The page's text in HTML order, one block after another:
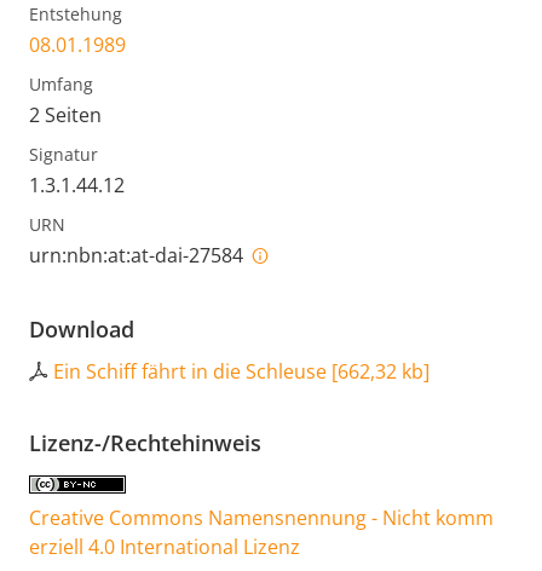
Entstehung
08.01.1989
Umfang
2 Seiten
Signatur
1.3.1.44.12
URN
urn:nbn:at:at-dai-27584
Download
Ein Schiff fährt in die Schleuse [662,32 kb]
Lizenz-/Rechtehinweis
Creative Commons Namensnennung - Nicht komm
erziell 4.0 International Lizenz